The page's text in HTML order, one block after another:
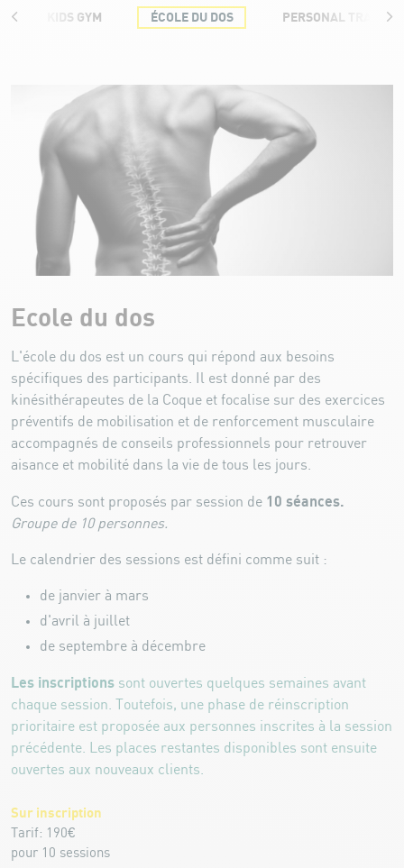
KIDS GYM ÉCOLE DU DOS PERSONAL TRAINING
Ecole du dos
L'école du dos est un cours qui répond aux besoins
spécifiques des participants. Il est donné par des
kinésithérapeutes de la Coque et focalise sur des exercices
préventifs de mobilisation et de renforcement musculaire
accompagnés de conseils professionnels pour retrouver
aisance et mobilité dans la vie de tous les jours.
Ces cours sont proposés par session de 10 séances.
Groupe de 10 personnes.
Le calendrier des sessions est défini comme suit :
de janvier à mars
d'avril à juillet
de septembre à décembre
Les inscriptions sont ouvertes quelques semaines avant
chaque session. Toutefois, une phase de réinscription
prioritaire est proposée aux personnes inscrites à la session
précédente. Les places restantes disponibles sont ensuite
ouvertes aux nouveaux clients.
Sur inscription
Tarif: 190€
pour 10 sessions